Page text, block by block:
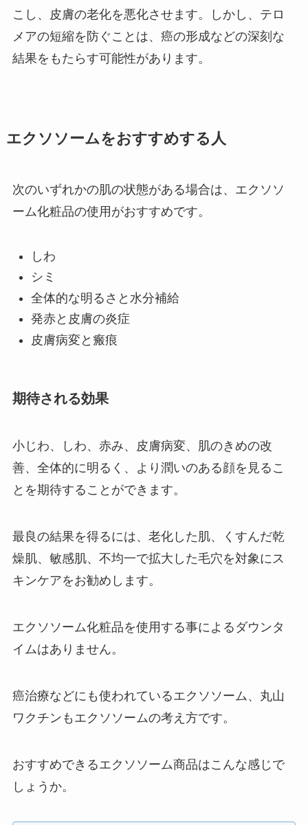
こし、皮膚の老化を悪化させます。しかし、テロ
メアの短縮を防ぐことは、癌の形成などの深刻な
結果をもたらす可能性があります。
エクソソームをおすすめする人
次のいずれかの肌の状態がある場合は、エクソソ
ーム化粧品の使用がおすすめです。
しわ
シミ
全体的な明るさと水分補給
発赤と皮膚の炎症
皮膚病変と瘢痕
期待される効果
小じわ、しわ、赤み、皮膚病変、肌のきめの改
善、全体的に明るく、より潤いのある顔を見るこ
とを期待することができます。
最良の結果を得るには、老化した肌、くすんだ乾
燥肌、敏感肌、不均一で拡大した毛穴を対象にス
キンケアをお勧めします。
エクソソーム化粧品を使用する事によるダウンタ
イムはありません。
癌治療などにも使われているエクソソーム、丸山
ワクチンもエクソソームの考え方です。
おすすめできるエクソソーム商品はこんな感じで
しょうか。